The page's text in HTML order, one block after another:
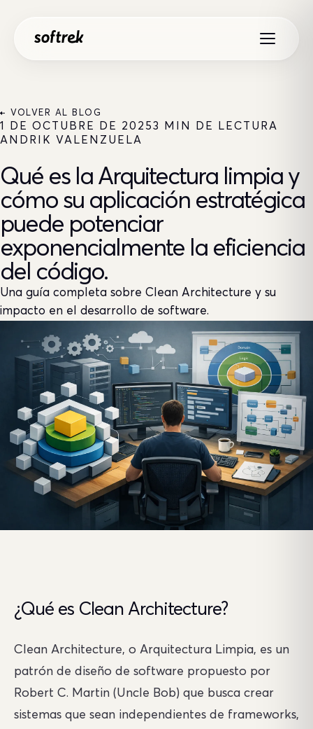
← VOLVER AL BLOG
1 DE OCTUBRE DE 20253 MIN DE LECTURA
ANDRIK VALENZUELA
Qué es la Arquitectura limpia y
cómo su aplicación estratégica
puede potenciar
exponencialmente la eficiencia
del código.
Una guía completa sobre Clean Architecture y su
impacto en el desarrollo de software.
¿Qué es Clean Architecture?
Clean Architecture, o Arquitectura Limpia, es un
patrón de diseño de software propuesto por
Robert C. Martin (Uncle Bob) que busca crear
sistemas que sean independientes de frameworks,